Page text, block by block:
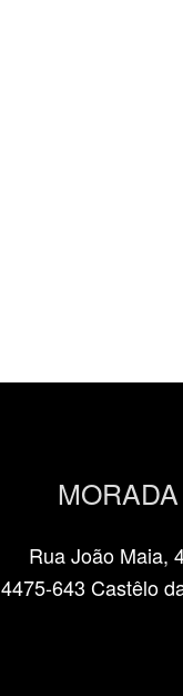
MORADA
Rua João Maia,
4475-643 Castêlo